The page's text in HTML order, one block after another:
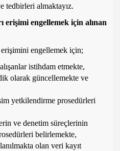
tedbirleri almaktayız.
erişimi engellemek için alınan
engellemek için;
istihdam etmekte,
olarak güncellemekte ve
yetkilendirme prosedürleri
ve denetim süreçlerinin
belirlemekte,
olan veri kayıt